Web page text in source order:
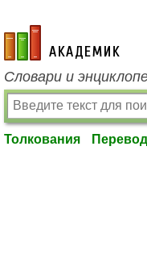
academic.ru
Словари и
Толкования